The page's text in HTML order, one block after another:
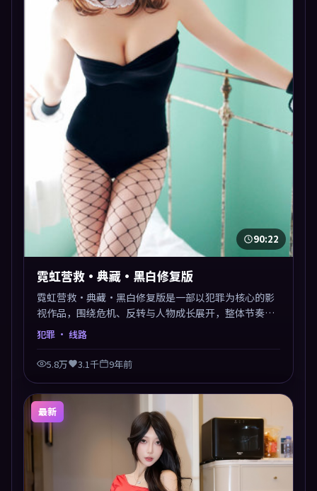
90:22
霓虹营救·典藏·黑白修复版
霓虹营救·典藏·黑白修复版是一部以犯罪为核心的影
视作品，围绕危机、反转与人物成长展开，整体节奏紧
凑，值得推荐观看。
犯罪 · 线路
5.8万 3.1千 9年前
最新